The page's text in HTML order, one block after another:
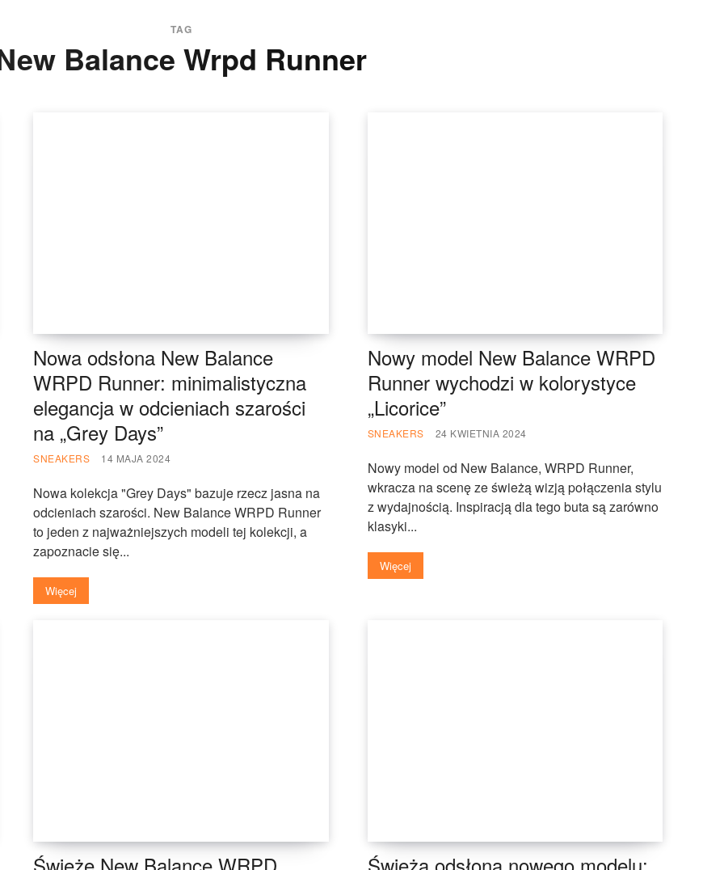
TAG
Balance Wrpd Runner
Nowa odsłona New Balance
WRPD Runner: minimalistyczna
elegancja w odcieniach szarości
na „Grey Days”
SNEAKERS 14 MAJA 2024
Nowa kolekcja "Grey Days" bazuje rzecz jasna na
odcieniach szarości. New Balance WRPD Runner
to jeden z najważniejszych modeli tej kolekcji, a
zapoznacie się...
Więcej
Nowy model New Balance WRPD
Runner wychodzi w kolorystyce
„Licorice”
SNEAKERS 24 KWIETNIA 2024
Nowy model od New Balance, WRPD Runner,
wkracza na scenę ze świeżą wizją połączenia stylu
z wydajnością. Inspiracją dla tego buta są zarówno
klasyki...
Więcej